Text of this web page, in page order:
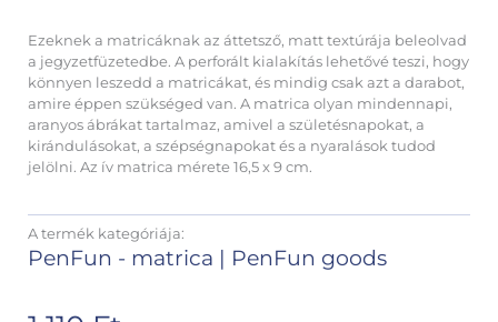
Ezeknek a matricáknak az áttetsző, matt textúrája beleolvad
a jegyzetfüzetedbe. A perforált kialakítás lehetővé teszi, hogy
könnyen leszedd a matricákat, és mindig csak azt a darabot,
amire éppen szükséged van. A matrica olyan mindennapi,
aranyos ábrákat tartalmaz, amivel a születésnapokat, a
kirándulásokat, a szépségnapokat és a nyaralások tudod
jelölni. Az ív matrica mérete 16,5 x 9 cm.
A termék kategóriája:
PenFun - matrica | PenFun goods